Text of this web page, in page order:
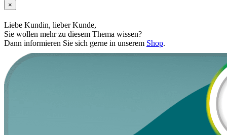
×
Liebe Kundin, lieber Kunde,
Sie wollen mehr zu diesem Thema wissen?
Dann informieren Sie sich gerne in unserem Shop.